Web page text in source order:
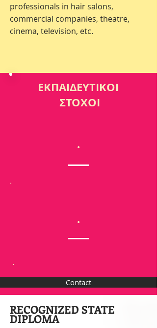
professionals in hair salons,
commercial companies, theatre,
cinema, television, etc.
ΕΚΠΑΙΔΕΥΤΙΚΟΙ
ΣΤΟΧΟΙ
.
.
.
.
Contact
RECOGNIZED STATE
DIPLOMA